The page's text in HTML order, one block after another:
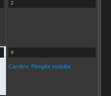
2
9
Carrière: Plongée vodelée